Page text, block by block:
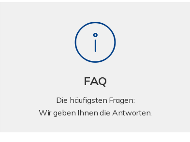
FAQ
Die häufigsten Fragen:
Wir geben Ihnen die Antworten.